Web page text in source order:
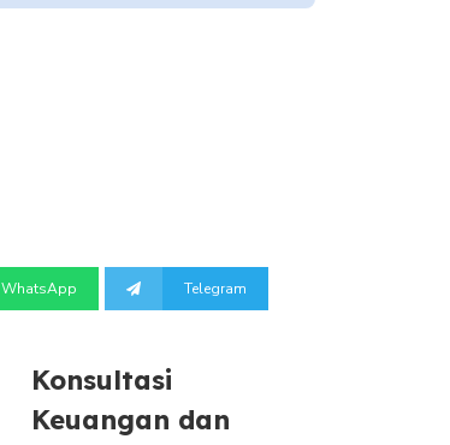
WhatsApp Telegram
Konsultasi
Keuangan dan